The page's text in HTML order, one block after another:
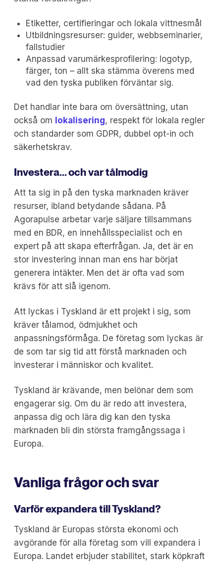
Etiketter, certifieringar och lokala vittnesmål
Utbildningsresurser: guider, webbseminarier,
fallstudier
Anpassad varumärkesprofilering: logotyp,
färger, ton – allt ska stämma överens med
vad den tyska publiken förväntar sig.
Det handlar inte bara om översättning, utan
också om lokalisering, respekt för lokala regler
och standarder som GDPR, dubbel opt-in och
säkerhetskrav.
Investera... och var tålmodig
Att ta sig in på den tyska marknaden kräver
resurser, ibland betydande sådana. På
Agorapulse arbetar varje säljare tillsammans
med en BDR, en innehållsspecialist och en
expert på att skapa efterfrågan. Ja, det är en
stor investering innan man ens har börjat
generera intäkter. Men det är ofta vad som
krävs för att slå igenom.
Att lyckas i Tyskland är ett projekt i sig, som
kräver tålamod, ödmjukhet och
anpassningsförmåga. De företag som lyckas är
de som tar sig tid att förstå marknaden och
investerar i människor och kvalitet.
Tyskland är krävande, men belönar dem som
engagerar sig. Om du är redo att investera,
anpassa dig och lära dig kan den tyska
marknaden bli din största framgångssaga i
Europa.
Vanliga frågor och svar
Varför expandera till Tyskland?
Tyskland är Europas största ekonomi och
avgörande för alla företag som vill expandera i
Europa. Landet erbjuder stabilitet, stark köpkraft